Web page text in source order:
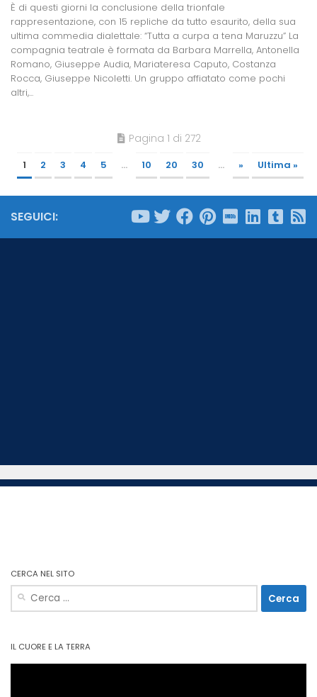
È di questi giorni la conclusione della trionfale
rappresentazione, con 15 repliche da tutto esaurito, della sua
ultima commedia dialettale: “Tutta a curpa a tena Maruzzu” La
compagnia teatrale è formata da Barbara Marrella, Antonella
Romano, Giuseppe Audia, Mariateresa Caputo, Costanza
Rocca, Giuseppe Nicoletti. Un gruppo affiatato come pochi
altri,...
Pagina 1 di 272
1
2 3 4 5 ... 10 20 30 ... » Ultima »
SEGUICI:
CERCA NEL SITO
Ricerca
per:
IL CUORE E LA TERRA